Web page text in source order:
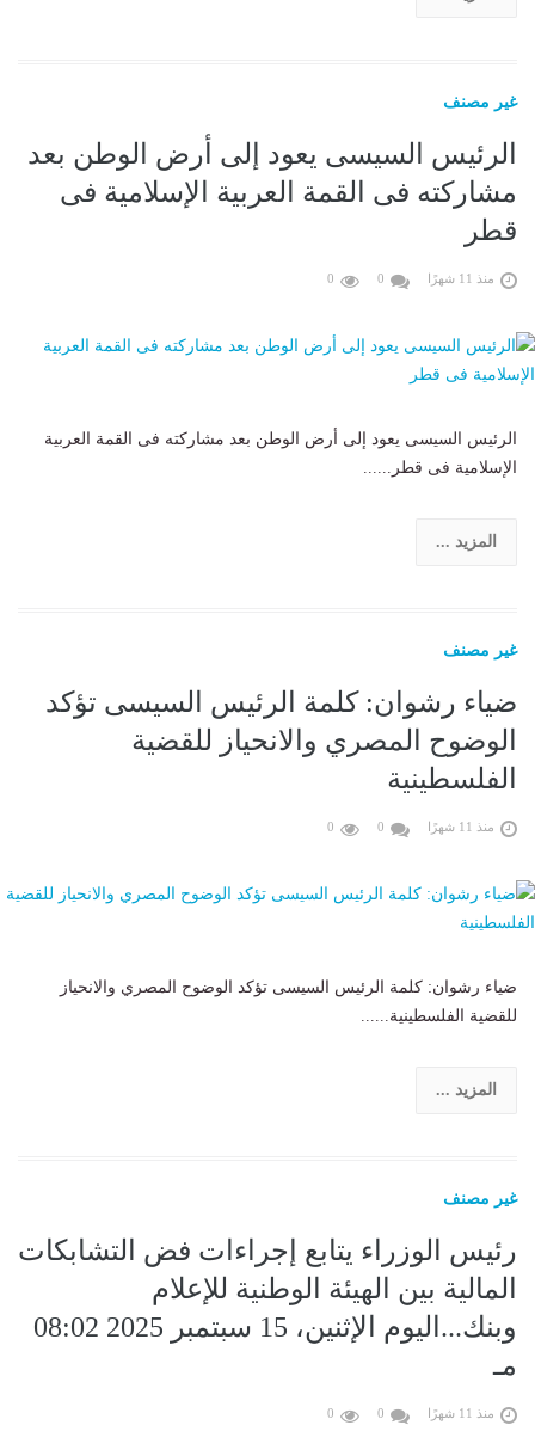
غير مصنف
الرئيس السيسى يعود إلى أرض الوطن بعد
مشاركته فى القمة العربية الإسلامية فى
قطر
منذ 11 شهرًا 0
0
الرئيس السيسى يعود إلى أرض الوطن بعد مشاركته فى القمة العربية
الإسلامية فى قطر......
المزيد ...
غير مصنف
ضياء رشوان: كلمة الرئيس السيسى تؤكد
الوضوح المصري والانحياز للقضية
الفلسطينية
منذ 11 شهرًا 0
0
ضياء رشوان: كلمة الرئيس السيسى تؤكد الوضوح المصري والانحياز
للقضية الفلسطينية......
المزيد ...
غير مصنف
رئيس الوزراء يتابع إجراءات فض التشابكات
المالية بين الهيئة الوطنية للإعلام
وبنك...اليوم الإثنين، 15 سبتمبر 2025 08:02
مـ
منذ 11 شهرًا 0
0